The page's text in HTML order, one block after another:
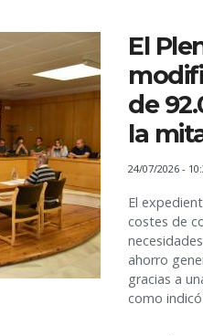
El
de
la
24/07/2026 -
El
costes de
ahorro
gracias a
como